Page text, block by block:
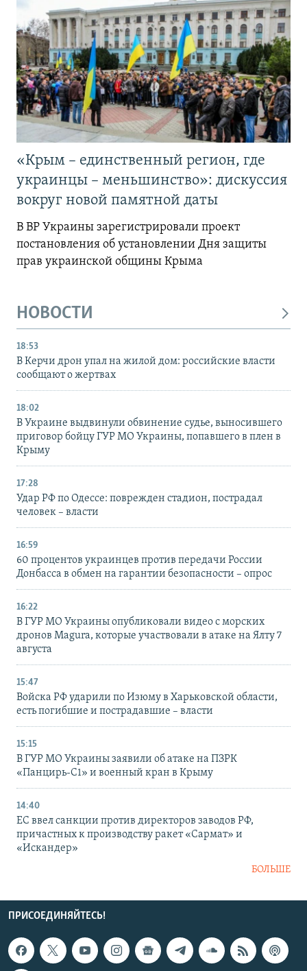
«Крым – единственный регион, где
украинцы – меньшинство»: дискуссия
вокруг новой памятной даты
В ВР Украины зарегистрировали проект
постановления об установлении Дня защиты
прав украинской общины Крыма
НОВОСТИ
18:53
В Керчи дрон упал на жилой дом: российские власти
сообщают о жертвах
18:02
В Украине выдвинули обвинение судье, выносившего
приговор бойцу ГУР МО Украины, попавшего в плен в
Крыму
17:28
Удар РФ по Одессе: поврежден стадион, пострадал
человек – власти
16:59
60 процентов украинцев против передачи России
Донбасса в обмен на гарантии безопасности – опрос
16:22
В ГУР МО Украины опубликовали видео с морских
дронов Magura, которые участвовали в атаке на Ялту 7
августа
15:47
Войска РФ ударили по Изюму в Харьковской области,
есть погибшие и пострадавшие – власти
15:15
В ГУР МО Украины заявили об атаке на ПЗРК
«Панцирь-С1» и военный кран в Крыму
14:40
ЕС ввел санкции против директоров заводов РФ,
причастных к производству ракет «Сармат» и
«Искандер»
БОЛЬШЕ
ПРИСОЕДИНЯЙТЕСЬ!